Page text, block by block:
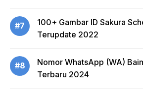
#7
100+ Gambar ID Sakura
Terupdate 2022
#8
Nomor WhatsApp (WA)
Terbaru 2024